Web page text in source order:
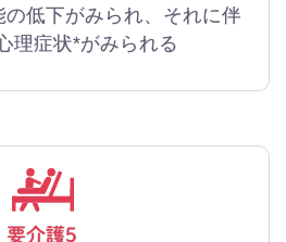
低下がみられ、それに伴
理症状*がみられる
要介護5